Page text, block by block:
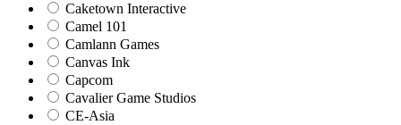
Caketown Interactive
Camel 101
Camlann Games
Canvas Ink
Capcom
Cavalier Game Studios
CE-Asia